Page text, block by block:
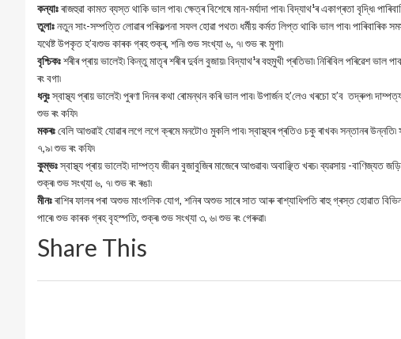
কন্যাঃৰাজহুৱা কামত ব্যস্ত থাকি ভাল পাব৷ ক্ষেত্ৰ বিশেষে মান-মৰ্যাদা পাব৷ বিদ্যাথ¹ৰ একাগ্ৰতা বৃদ্ধি৷
তুলাঃনতুন সাং-সম্পত্তি লোৱাৰ পৰিকল্পনা সফল হোৱা পথত৷ ধৰ্মীয় কৰ্মত লিপ্ত থাকি ভাল পাব৷ পাৰিবাৰিক
যথেষ্ট উপকৃত হ’ব৷শুভ কাৰক গ্ৰহ শুক্ৰ, শনি৷ শুভ সংখ্যা ৬, ৭৷ শুভ ৰং মুগা৷
বৃশ্চিকঃশৰীৰ প্ৰায় ভালেই৷ কিন্তু মাতৃৰ শৰীৰ দুৰ্বল বুজায়৷ বিদ্যাথ¹ৰ বহুমুখী প্ৰতিভা৷ নিৰিবিল পৰিৱেশ
ৰং বগা৷
ধনুঃস্বাস্থ্য প্ৰায় ভালেই৷ পুৰণা দিনৰ কথা ৰোমন্থন কৰি ভাল পাব৷ উপাৰ্জন হ’লেও খৰচো হ’ব তদ্ৰুপ৷
শুভ ৰং কফি৷
মকৰঃবেলি আগুৱাই যোৱাৰ লগে লগে ক্ৰমে মনটোও মুকলি পাব৷ স্বাস্থ্যৰ প্ৰতিও চকু ৰাখক৷ সন্তানৰ
৭,৯৷ শুভ ৰং কফি৷
কুম্ভঃস্বাস্থ্য প্ৰায় ভালেই৷ দাম্পত্য জীৱন বুজাবুজিৰ মাজেৰে আগুৱাব৷ অবাঞ্ছিত খৰচ৷ ব্যৱসায় -
শুক্ৰ৷ শুভ সংখ্যা ৬, ৭৷ শুভ ৰং ৰঙা৷
মীনঃৰাশিৰ ফালৰ পৰা অশুভ মাংগলিক যোগ, শনিৰ অশুভ সাৰে সাত আৰু ৰাশ্যাধিপতি ৰাহু গ্ৰস্ত হোৱাত
পাৰে৷ শুভ কাৰক গ্ৰহ বৃহস্পতি, শুক্ৰ৷ শুভ সংখ্যা ৩, ৬৷ শুভ ৰং গেৰুৱা৷
Share This